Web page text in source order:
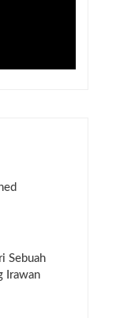
Sebuah
Irawan